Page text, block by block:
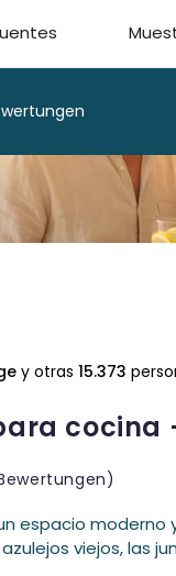
y otras 15.373
cocina
espacio moderno
viejos, las